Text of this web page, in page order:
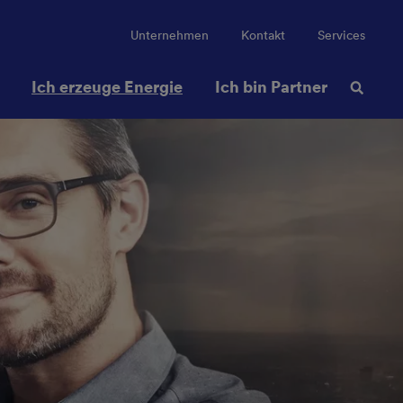
Unternehmen Kontakt Services
Ich erzeuge Energie Ich bin Partner